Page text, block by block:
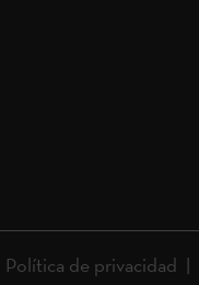
Política de privacidad